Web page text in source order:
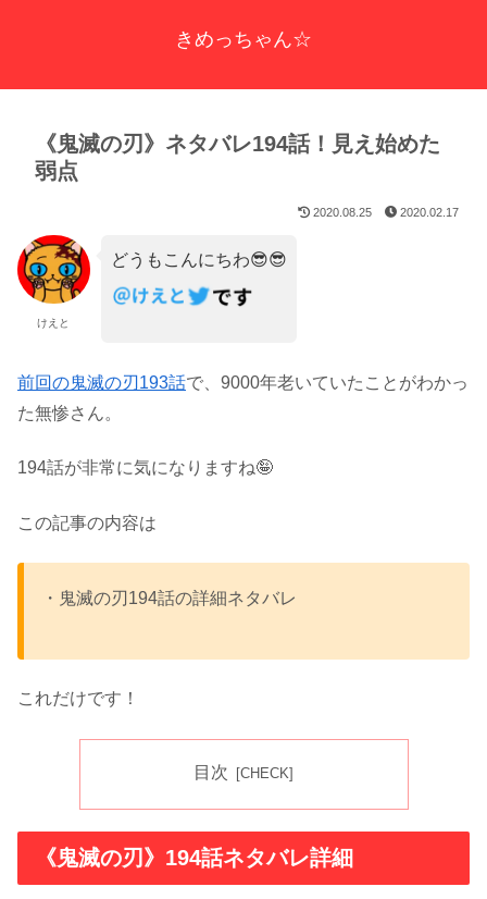
きめっちゃん☆
《鬼滅の刃》ネタバレ194話！見え始めた
弱点
2020.08.25 2020.02.17
けえと
どうもこんにちわ😎😎
前回の鬼滅の刃193話で、9000年老いていたことがわかっ
た無惨さん。
194話が非常に気になりますね🤪
この記事の内容は
・鬼滅の刃194話の詳細ネタバレ
これだけです！
目次
《鬼滅の刃》194話ネタバレ詳細